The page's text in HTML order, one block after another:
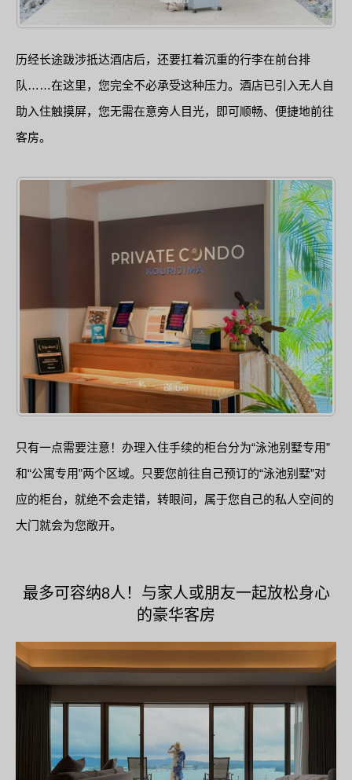
历经长途跋涉抵达酒店后，还要扛着沉重的行李在前台排
队……在这里，您完全不必承受这种压力。酒店已引入无人自
助入住触摸屏，您无需在意旁人目光，即可顺畅、便捷地前往
客房。
只有一点需要注意！办理入住手续的柜台分为“泳池别墅专用”
和“公寓专用”两个区域。只要您前往自己预订的“泳池别墅”对
应的柜台，就绝不会走错，转眼间，属于您自己的私人空间的
大门就会为您敞开。
最多可容纳8人！与家人或朋友一起放松身心
的豪华客房